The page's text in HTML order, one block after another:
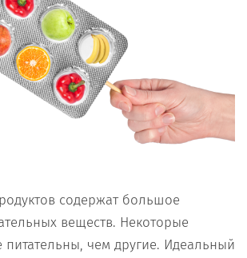
содержат большое
веществ. Некоторые
питательны, чем другие. Идеальный